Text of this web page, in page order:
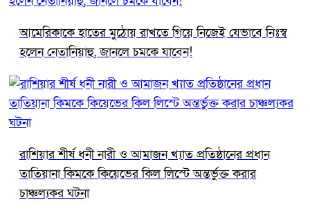
আমেরিকাকে হাতের মুঠোয় রাখতে গিয়ে নিজেই যেভাবে নিঃস্ব
হলেন নেতানিয়াহু, জানলে চমকে যাবেন!
রাশিয়ার শীর্ষ ধনী নারী ও আমাজন খ্যাত প্রতিষ্ঠানের প্রধান
তাতিয়ানা কিমকে কিয়েভের কিল লিস্টে অন্তর্ভুক্ত করার
চাঞ্চল্যকর ঘটনা